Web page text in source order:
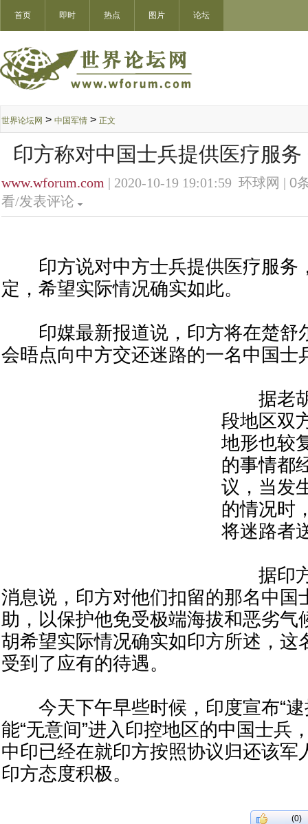
首页 即时 热点 图片 论坛
世界论坛网 > 中国军情 > 正文
印方称对中国士兵提供医疗服
www.wforum.com | 2020-10-19 19:01:59 环球网 | 0
看/发表评论
印方说对中方士兵提供医疗服务
定，希望实际情况确实如此。
印媒最新报道说，印方将在楚舒
会晤点向中方交还迷路的一名中国士
据老胡
段地区双
地形也较
的事情都
议，当发
的情况时
将迷路者
据印方
消息说，印方对他们扣留的那名中国
助，以保护他免受极端海拔和恶劣气
胡希望实际情况确实如印方所述，这
受到了应有的待遇。
今天下午早些时候，印度宣布“逮
能“无意间”进入印控地区的中国士兵
中印已经在就印方按照协议归还该军
印方态度积极。
(0)